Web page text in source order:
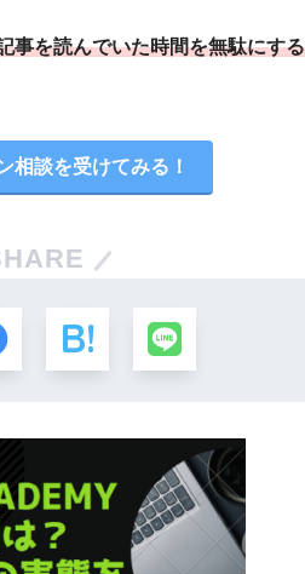
事を読んでいた時間を無駄にする
相談を受けてみる！